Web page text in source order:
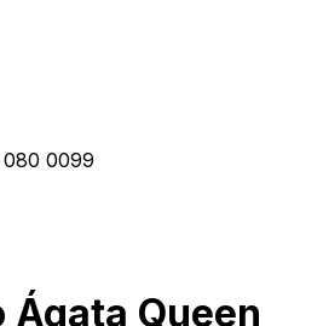
080 0099
Ágata Queen